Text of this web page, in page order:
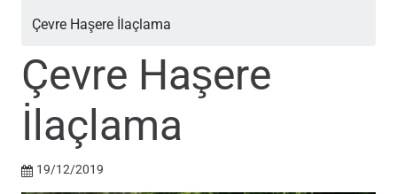
Çevre Haşere İlaçlama
Çevre Haşere
İlaçlama
19/12/2019